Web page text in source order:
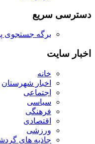
دسترسی سریع
برگه جستجوی
اخبار سایت
خانه
اخبار شهرستان
اجتماعی
سیاسی
فرهنگی
اقتصادی
ورزشی
جاذبه های